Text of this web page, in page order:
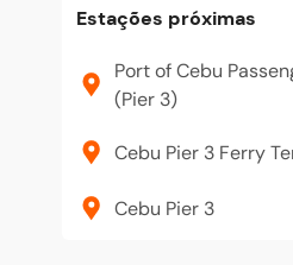
Estações próximas
Port of Cebu
(Pier 3)
Cebu Pier 3 Ferry
Cebu Pier 3